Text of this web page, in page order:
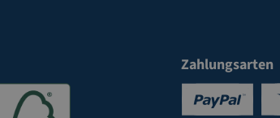
Zahlungsarten